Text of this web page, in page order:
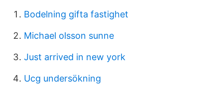
Bodelning gifta fastighet
Michael olsson sunne
Just arrived in new york
Ucg undersökning